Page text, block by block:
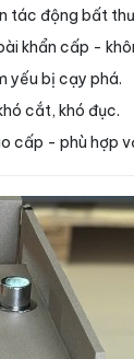
tác động bất
khẩn cấp -
yếu bị cạy phá.
cắt, khó đục.
cấp - phù hợp